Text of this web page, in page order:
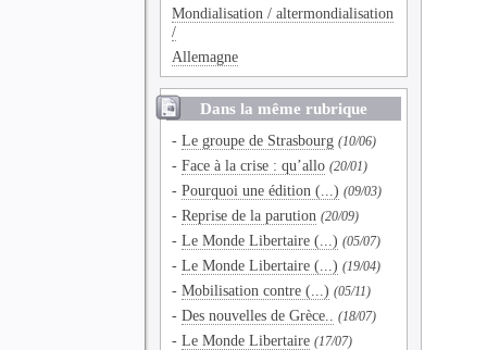
Mondialisation / altermondialisation
/
Allemagne
Dans la même rubrique
-Le groupe de Strasbourg (10/06)
-Face à la crise : qu’allo (20/01)
-Pourquoi une édition (...) (09/03)
-Reprise de la parution (20/09)
-Le Monde Libertaire (...) (05/07)
-Le Monde Libertaire (...) (19/04)
-Mobilisation contre (...) (05/11)
-Des nouvelles de Grèce.. (18/07)
-Le Monde Libertaire (17/07)